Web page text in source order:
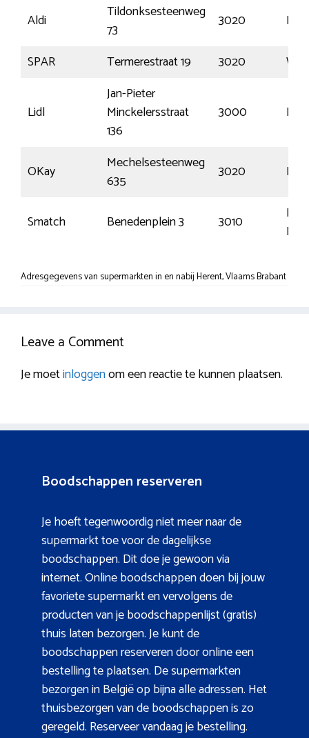
Aldi
Tildonksesteenweg
73
3020
SPAR
Termerestraat 19 3020
Lidl
Jan-Pieter
Minckelersstraat
136
3000
OKay
Mechelsesteenweg
635
3020
Smatch Benedenplein 3 3010
Lo
Adresgegevens van supermarkten in en nabij Herent, Vlaams Brabant
Leave a Comment
Je moetinloggenom een reactie te kunnen plaatsen.
Boodschappen reserveren
Je hoeft tegenwoordig niet meer naar de
supermarkt toe voor de dagelijkse
boodschappen. Dit doe je gewoon via
internet. Online boodschappen doen bij jouw
favoriete supermarkt en vervolgens de
producten van je boodschappenlijst (gratis)
thuis laten bezorgen. Je kunt de
boodschappen reserveren door online een
bestelling te plaatsen. De supermarkten
bezorgen in België op bijna alle adressen. Het
thuisbezorgen van de boodschappen is zo
geregeld. Reserveer vandaag je bestelling.